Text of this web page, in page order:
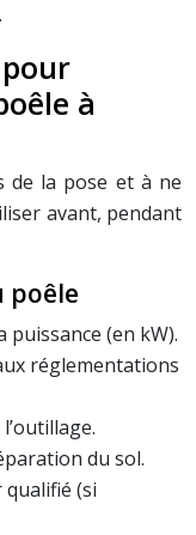
à
de la pose et à ne
avant, pendant
poêle
puissance (en kW).
réglementations
du sol.
(si